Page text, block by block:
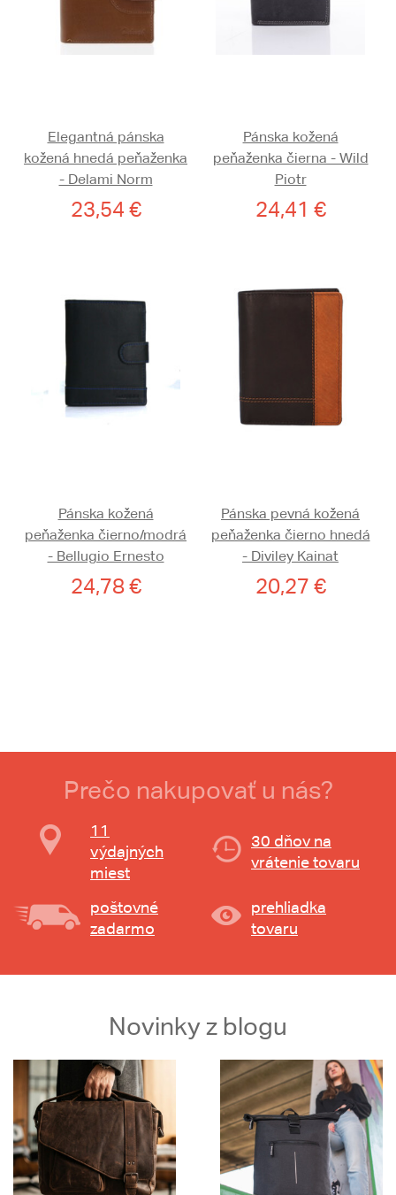
Elegantná pánska
kožená hnedá peňaženka
- Delami Norm
23,54 €
Pánska kožená
peňaženka čierna - Wild
Piotr
24,41 €
Pánska kožená
peňaženka čierno/modrá
- Bellugio Ernesto
24,78 €
Pánska pevná kožená
peňaženka čierno hnedá
- Diviley Kainat
20,27 €
Prečo nakupovať u nás?
11
výdajných
miest
30 dňov na
vrátenie tovaru
poštovné
zadarmo
prehliadka
tovaru
Novinky z blogu